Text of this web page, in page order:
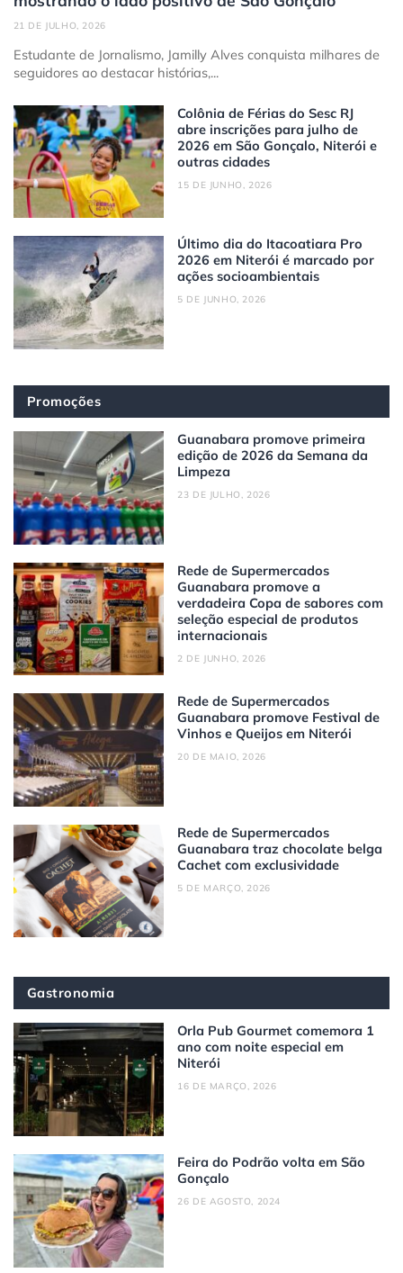
21 DE JULHO, 2026
Estudante de Jornalismo, Jamilly Alves conquista milhares de
seguidores ao destacar histórias,...
Colônia de Férias do Sesc RJ
abre inscrições para julho de
2026 em São Gonçalo, Niterói e
outras cidades
15 DE JUNHO, 2026
Último dia do Itacoatiara Pro
2026 em Niterói é marcado por
ações socioambientais
5 DE JUNHO, 2026
Promoções
Guanabara promove primeira
edição de 2026 da Semana da
Limpeza
23 DE JULHO, 2026
Rede de Supermercados
Guanabara promove a
verdadeira Copa de sabores com
seleção especial de produtos
internacionais
2 DE JUNHO, 2026
Rede de Supermercados
Guanabara promove Festival de
Vinhos e Queijos em Niterói
20 DE MAIO, 2026
Rede de Supermercados
Guanabara traz chocolate belga
Cachet com exclusividade
5 DE MARÇO, 2026
Gastronomia
Orla Pub Gourmet comemora 1
ano com noite especial em
Niterói
16 DE MARÇO, 2026
Feira do Podrão volta em São
Gonçalo
26 DE AGOSTO, 2024